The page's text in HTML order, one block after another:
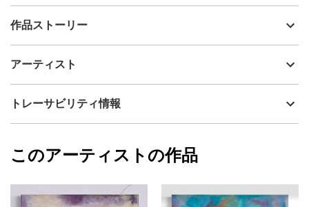
出品者
制作年
ミクストメディア
カラー
ブラック
ジャンル
抽象画
作品ストーリー
梅雨入り前の街角で、すでに咲き始めた紫陽花の姿が印象に残り
可憐さというよりも、そこに感じたのは
まるで往年の女優のように、
華やかさの奥に落ち着きや安定感を湛えながら、
そんな感覚を、この作品に重ねています。
アーティスト
Mamiko Okubo
フォローする
トレーサビリティ情報
Mamiko Okubo
このアーティストの作品